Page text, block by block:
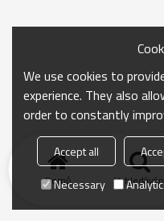
Domů
We use cookies to
experience. They also
order to constantly
Accept all
Necessary